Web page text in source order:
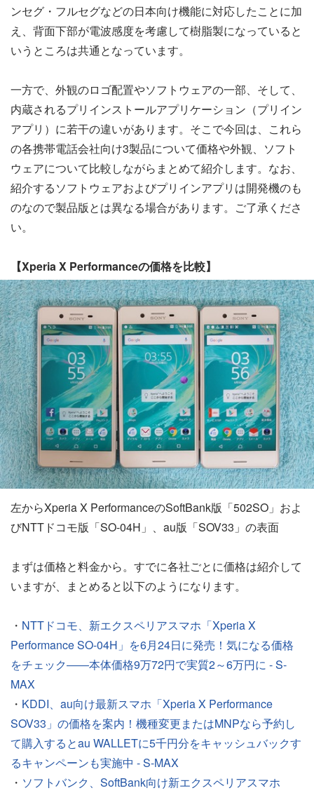
ンセグ・フルセグなどの日本向け機能に対応したことに加
え、背面下部が電波感度を考慮して樹脂製になっていると
いうところは共通となっています。
一方で、外観のロゴ配置やソフトウェアの一部、そして、
内蔵されるプリインストールアプリケーション（プリイン
アプリ）に若干の違いがあります。そこで今回は、これら
の各携帯電話会社向け3製品について価格や外観、ソフト
ウェアについて比較しながらまとめて紹介します。なお、
紹介するソフトウェアおよびプリインアプリは開発機のも
のなので製品版とは異なる場合があります。ご了承くださ
い。
【Xperia X Performanceの価格を比較】
左からXperia X PerformanceのSoftBank版「502SO」およ
びNTTドコモ版「SO-04H」、au版「SOV33」の表面
まずは価格と料金から。すでに各社ごとに価格は紹介して
いますが、まとめると以下のようになります。
・ NTTドコモ、新エクスペリアスマホ「Xperia X
Performance SO-04H」を6月24日に発売！気になる価格
をチェック――本体価格9万72円で実質2～6万円に - S-
MAX
・ KDDI、au向け最新スマホ「Xperia X Performance
SOV33」の価格を案内！機種変更またはMNPなら予約し
て購入するとau WALLETに5千円分をキャッシュバックす
るキャンペーンも実施中 - S-MAX
・ ソフトバンク、SoftBank向け新エクスペリアスマホ